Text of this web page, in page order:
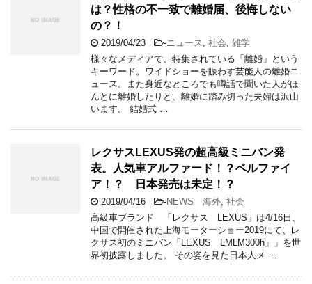
は？性格の不一致で離婚届、後悔しない
の？！
2019/04/23 -ニュース 社会 雑学
様々なメディアで、特集されている「離婚」という
キーワード。ワイドショーを賑わす芸能人の離婚ニ
ュース。また身近なところでも噂話で聞いた人がほ
んとに離婚したりと、離婚に踏み切った夫婦は沢山
います。 結婚式 …
レクサスLEXUS発の超高級ミニバン発
表。人気車アルファード！？ベルファイ
ア！？ 日本発売は未定！？
2019/04/16 -NEWS 海外 社会
高級車ブランド 「レクサス LEXUS」は4/16日、
中国で開催された上海モーターショー2019にて、レ
クサス初のミニバン「LEXUS LMLM300h」」を世
界初披露しました。 その姿を見た日本人メ …